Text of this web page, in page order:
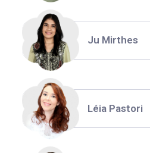
Ju Mirthes
Léia Pastori